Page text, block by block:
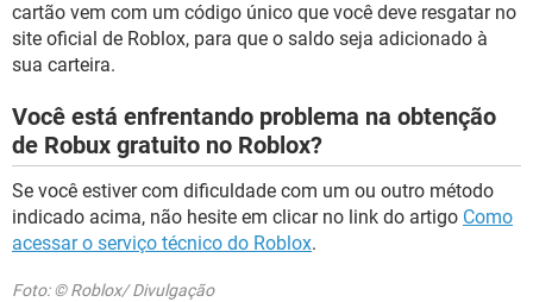
cartão vem com um código único que você deve resgatar no
site oficial de Roblox, para que o saldo seja adicionado à
sua carteira.
Você está enfrentando problema na obtenção
de Robux gratuito no Roblox?
Se você estiver com dificuldade com um ou outro método
indicado acima, não hesite em clicar no link do artigo Como
acessar o serviço técnico do Roblox.
Foto: © Roblox/ Divulgação